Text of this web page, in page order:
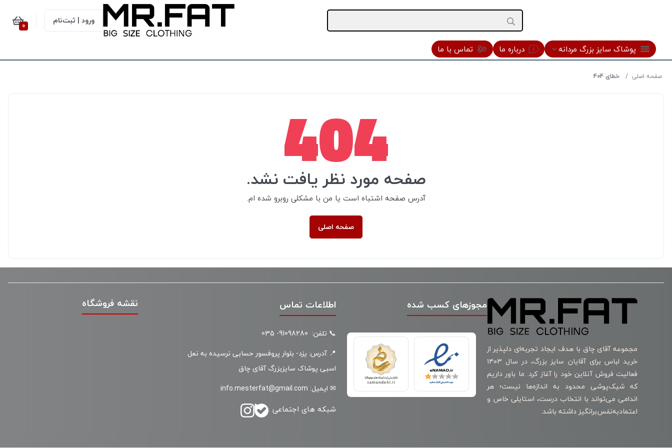
ورود | ثبت‌نام 0
پوشاک سایز بزرگ مردانه درباره ما تماس با ما
صفحه اصلی خطای 404
404
صفحه مورد نظر یافت نشد.
آدرس صفحه اشتباه است یا من با مشکلی روبرو شده ام.
صفحه اصلی
مجموعه آقای چاق با هدف ایجاد تجربه‌ای دلپذیر از
خرید لباس برای آقایان سایز بزرگ، در سال ۱۴۰۳
فعالیت فروش آنلاین خود را آغاز کرد. ما باور داریم
که شیک‌پوشی محدود به اندازه‌ها نیست؛ هر
اندامی می‌تواند با انتخاب درست، استایلی خاص و
اعتمادبه‌نفس‌برانگیز داشته باشد.
مجوزهای کسب شده اطلاعات تماس
📞 تلفن: 91098280- 035
📍 آدرس: یزد- بلوار پروفسور حسابی نرسیده به نعل
اسبی پوشاک سایزبزرگ آقای چاق
✉ ایمیل: info.mesterfat@gmail.com
شبکه های اجتماعی :
نقشه فروشگاه